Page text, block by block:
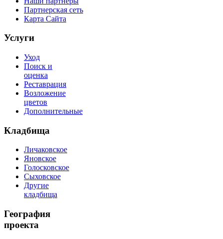
Партнерская сеть
Карта Сайта
Услуги
Уход
Поиск и
оценка
Реставрация
Возложение
цветов
Дополнительные
Кладбища
Личаковское
Яновское
Голосковское
Сыховское
Другие
кладбища
География
проекта